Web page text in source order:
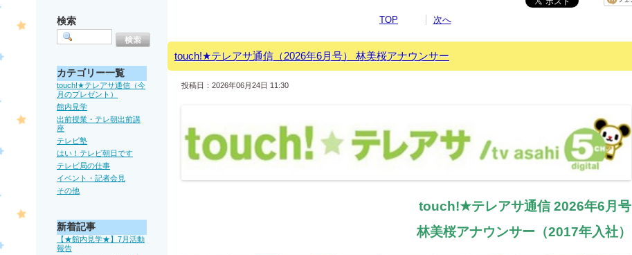
検索
カテゴリー一覧
touch!★テレアサ通信（今
月のプレゼント）
館内見学
出前授業・テレ朝出前講
座
テレビ塾
はい！テレビ朝日です
テレビ局の仕事
イベント・記者会見
その他
新着記事
【★館内見学★】7月活動
報告
TOP 次へ
touch!★テレアサ通信（2026年6月号） 林美桜アナウンサー
投稿日：2026年06月24日 11:30
touch!★テレアサ通信 2026年6月号
林美桜アナウンサー（2017年入社）